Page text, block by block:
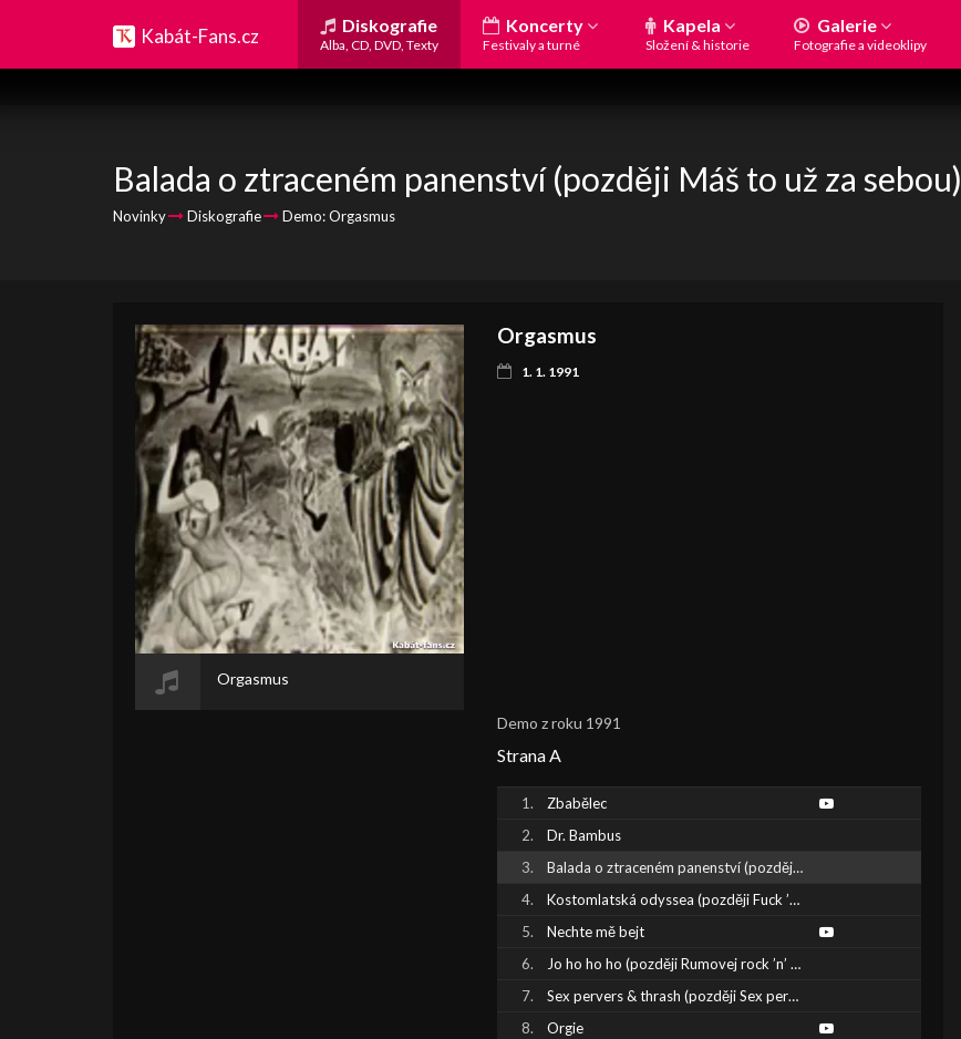
Kabát-Fans.cz Diskografie
Alba, CD, DVD, Texty
Koncerty
Festivaly a turné
Kapela
Složení & historie
Galerie
Fotografie a videoklipy
Balada o ztraceném panenství (později Máš to už za sebou)
Novinky Diskografie Demo: Orgasmus
Orgasmus
Orgasmus
1. 1. 1991
Demo z roku 1991
Strana A
Zbabělec
Dr. Bambus
Balada o ztraceném panenství (později Máš to už za sebou)
Kostomlatská odyssea (později Fuck ’n’ roll)
Nechte mě bejt
Jo ho ho ho (později Rumovej rock ’n’ roll)
Sex pervers & thrash (později Sex pervers)
Orgie